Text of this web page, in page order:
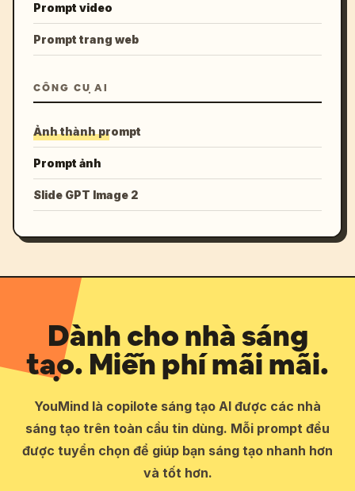
Prompt video
Prompt trang web
CÔNG CỤ AI
Ảnh thành prompt
Prompt ảnh
Slide GPT Image 2
Dành cho nhà sáng
tạo. Miễn phí mãi mãi.
YouMind là copilote sáng tạo AI được các nhà
sáng tạo trên toàn cầu tin dùng. Mỗi prompt đều
được tuyển chọn để giúp bạn sáng tạo nhanh hơn
và tốt hơn.